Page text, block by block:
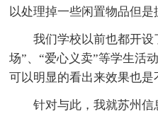
以处理掉一些闲置物品但是
我们学校以前也都开设
场”、“爱心义卖”等学生活
可以明显的看出来效果也是
针对与此，我就苏州信